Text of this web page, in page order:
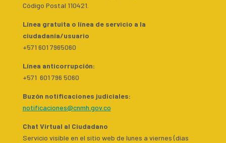
Código Postal 110421.
Línea gratuita o línea de servicio a la
ciudadanía/usuario
+571 601 7965060
Línea anticorrupción:
+571 601 796 5060
Buzón notificaciones judiciales:
notificaciones@cnmh.gov.co
Chat Virtual al Ciudadano
Servicio visible en el sitio web de lunes a viernes (días